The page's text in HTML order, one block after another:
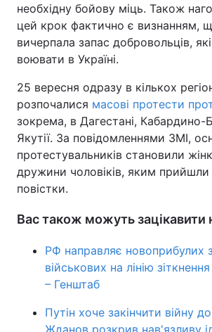
необхідну бойову міць. Також
цей крок фактично є визнанням,
вичерпала запас добровольців, які
воювати в Україні.
25 вересня одразу в кількох
розпочалися масові протести
зокрема, в Дагестані, Кабардино-
Якутії. За повідомленнями ЗМІ,
протестувальників становили
дружини чоловіків, яким прийшли
повістки.
Вас також можуть зацікавити
РФ направляє новоприбулих
військових на лінію
– Генштаб
Путін хоче закінчити війну
Жданов розкрив нав'язливу